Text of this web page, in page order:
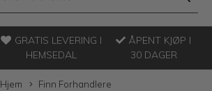
GRATIS LEVERING I
HEMSEDAL
ÅPENT KJØP I
30 DAGER
Hjem Finn Forhandlere